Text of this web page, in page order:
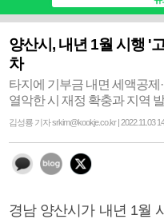
양산시, 내년 1월 시행 '
차
타지에 기부금 내면 세액공
열악한 시 재정 확충과 지역
김성룡 기자 srkim@kookje.co.kr | 2022.11.03
경남 양산시가 내년 1월